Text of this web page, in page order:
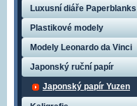
Luxusní diáře Paperblanks
Plastikové modely
Modely Leonardo da Vinci
Japonský ruční papír
Japonský papír Yuzen